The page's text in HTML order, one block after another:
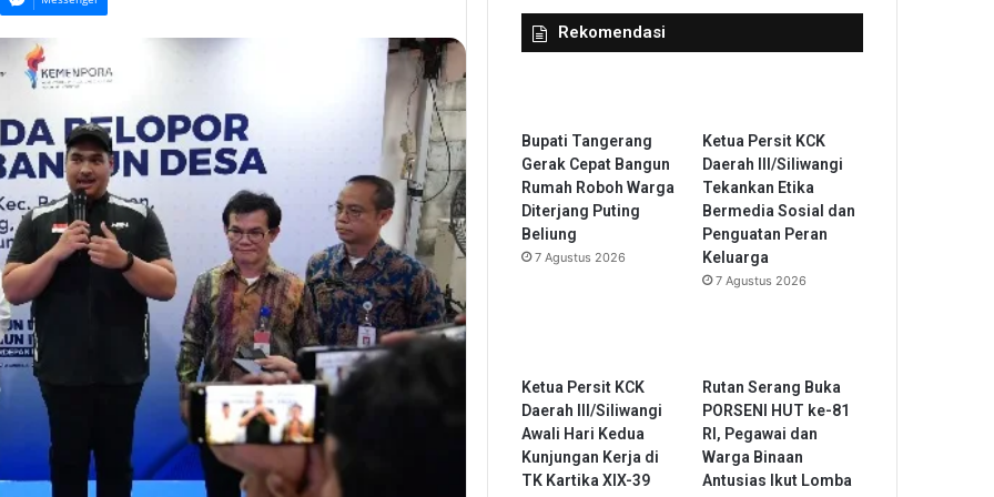
Rekomendasi
Bupati Tangerang
Gerak Cepat Bangun
Rumah Roboh Warga
Diterjang Puting
Beliung
7 Agustus 2026
Ketua Persit KCK
Daerah III/Siliwangi
Tekankan Etika
Bermedia Sosial dan
Penguatan Peran
Keluarga
7 Agustus 2026
Ketua Persit KCK
Daerah III/Siliwangi
Awali Hari Kedua
Kunjungan Kerja di
TK Kartika XIX-39
Rutan Serang Buka
PORSENI HUT ke-81
RI, Pegawai dan
Warga Binaan
Antusias Ikut Lomba